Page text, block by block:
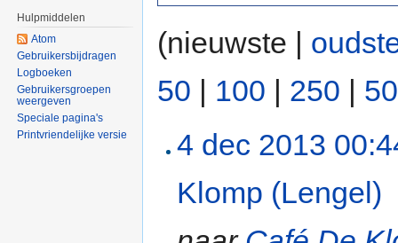
(nieuwste |
50 | 100 | 250 |
4 dec 2013
Klomp (Lengel)
Hulpmiddelen
Atom
Gebruikersbijdragen
Logboeken
Gebruikersgroepen
weergeven
Speciale pagina's
Printvriendelijke versie